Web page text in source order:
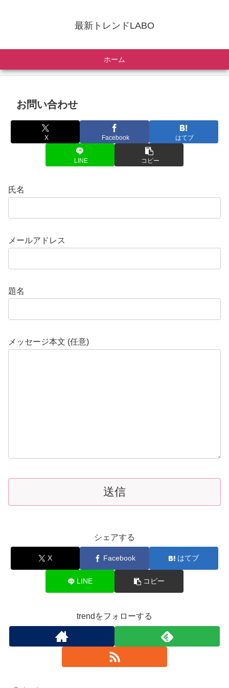
最新トレンドLABO
ホーム
お問い合わせ
X Facebook はてブ
LINE コピー
氏名
メールアドレス
題名
メッセージ本文 (任意)
シェアする
X Facebook はてブ
LINE コピー
trendをフォローする